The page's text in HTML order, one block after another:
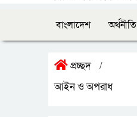
বাংলাদেশ অর্থনীতি
প্রচ্ছদ /
আইন ও অপরাধ